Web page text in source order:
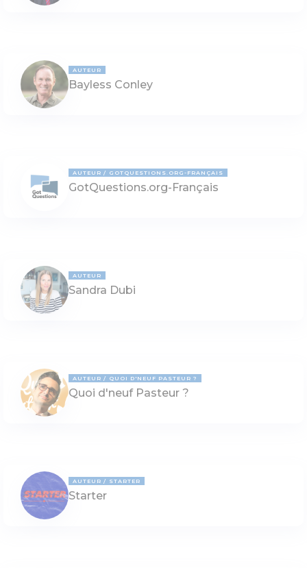
AUTEUR
Bayless Conley
AUTEUR GOTQUESTIONS.ORG-FRANÇAIS
GotQuestions.org-Français
AUTEUR
Sandra Dubi
AUTEUR QUOI D'NEUF PASTEUR ?
Quoi d'neuf Pasteur ?
AUTEUR STARTER
Starter